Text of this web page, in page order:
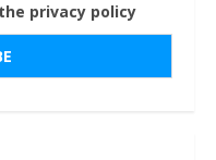
privacy policy